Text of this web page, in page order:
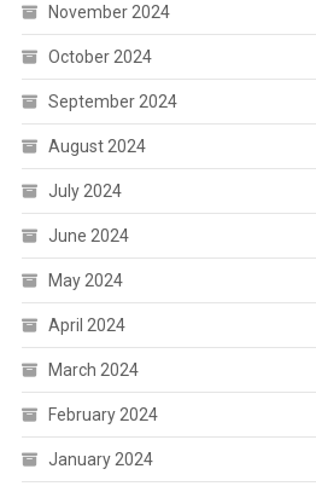
November 2024
October 2024
September 2024
August 2024
July 2024
June 2024
May 2024
April 2024
March 2024
February 2024
January 2024